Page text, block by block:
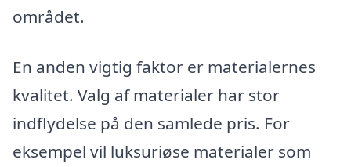
området.
En anden vigtig faktor er materialernes
kvalitet. Valg af materialer har stor
indflydelse på den samlede pris. For
eksempel vil luksuriøse materialer som